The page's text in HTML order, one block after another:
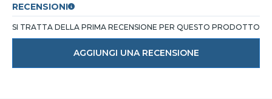
RECENSIONI
SI TRATTA DELLA PRIMA RECENSIONE PER QUESTO PRODOTTO
AGGIUNGI UNA RECENSIONE